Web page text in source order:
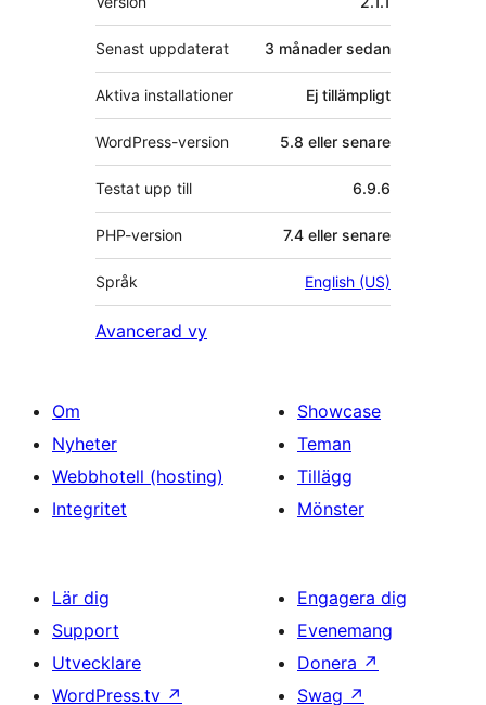
Senast uppdaterat 3 månader sedan
Aktiva installationer Ej tillämpligt
WordPress-version 5.8 eller senare
Testat upp till 6.9.6
PHP-version 7.4 eller senare
Språk English (US)
Avancerad vy
Om
Nyheter
Webbhotell (hosting)
Integritet
Showcase
Teman
Tillägg
Mönster
Lär dig
Support
Utvecklare
WordPress.tv ↗
Engagera dig
Evenemang
Donera ↗
Swag ↗